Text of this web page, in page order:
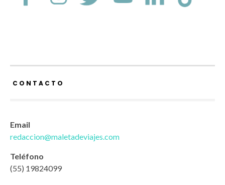
CONTACTO
Email
redaccion@maletadeviajes.com
Teléfono
(55) 19824099